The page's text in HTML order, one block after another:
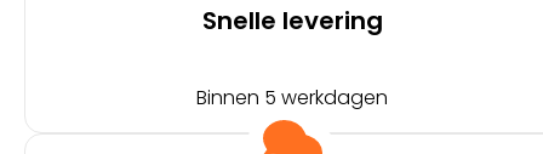
Snelle levering
Binnen 5 werkdagen